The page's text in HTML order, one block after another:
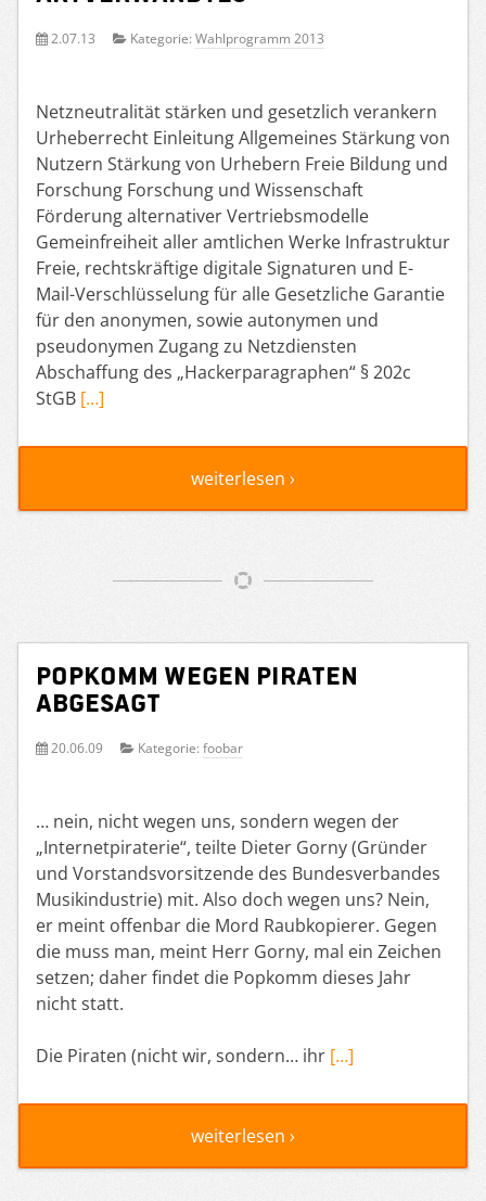
2.07.13 Kategorie: Wahlprogramm 2013
Netzneutralität stärken und gesetzlich verankern
Urheberrecht Einleitung Allgemeines Stärkung von
Nutzern Stärkung von Urhebern Freie Bildung und
Forschung Forschung und Wissenschaft
Förderung alternativer Vertriebsmodelle
Gemeinfreiheit aller amtlichen Werke Infrastruktur
Freie, rechtskräftige digitale Signaturen und E-
Mail-Verschlüsselung für alle Gesetzliche Garantie
für den anonymen, sowie autonymen und
pseudonymen Zugang zu Netzdiensten
Abschaffung des „Hackerparagraphen“ § 202c
StGB […]
weiterlesen ›
Popkomm wegen Piraten
abgesagt
20.06.09 Kategorie: foobar
… nein, nicht wegen uns, sondern wegen der
„Internetpiraterie“, teilte Dieter Gorny (Gründer
und Vorstandsvorsitzende des Bundesverbandes
Musikindustrie) mit. Also doch wegen uns? Nein,
er meint offenbar die Mord Raubkopierer. Gegen
die muss man, meint Herr Gorny, mal ein Zeichen
setzen; daher findet die Popkomm dieses Jahr
nicht statt.
Die Piraten (nicht wir, sondern… ihr […]
weiterlesen ›